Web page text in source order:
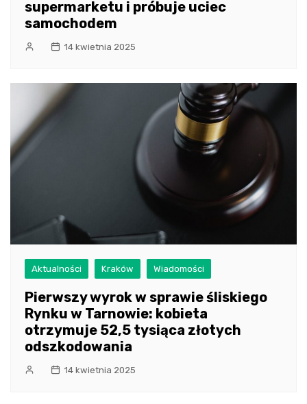
supermarketu i próbuje uciec
samochodem
14 kwietnia 2025
Aktualności Kraków Wiadomości
Pierwszy wyrok w sprawie śliskiego
Rynku w Tarnowie: kobieta
otrzymuje 52,5 tysiąca złotych
odszkodowania
14 kwietnia 2025